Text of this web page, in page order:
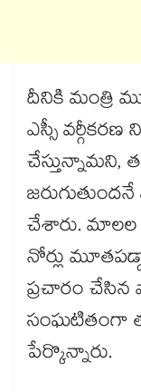
దీనికి మంత్రి
ఎస్సీ
చేశారు.
నోర్లు
ప్రచారం చేసిన
సంఘటితంగా
పేర్కొన్నారు.